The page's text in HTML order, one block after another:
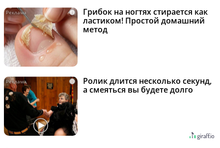
i
Грибок на ногтях стирается как
ластиком! Простой домашний
метод
i
Ролик длится несколько секунд,
а смеяться вы будете долго